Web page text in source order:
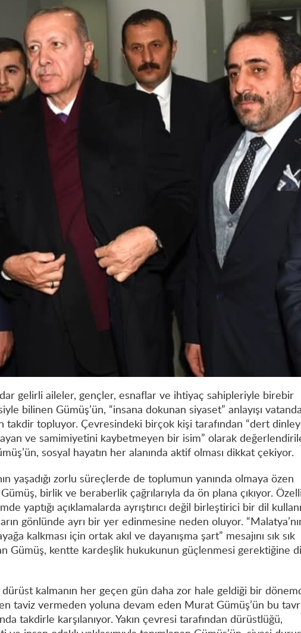
gelirli aileler, gençler, esnaflar ve ihtiyaç sahipleriyle birebir
bilinen Gümüş’ün, “insana dokunan siyaset” anlayışı
takdir topluyor. Çevresindeki birçok kişi tarafından “dert
ve samimiyetini kaybetmeyen bir isim” olarak
sosyal hayatın her alanında aktif olması dikkat çekiyor.
yaşadığı zorlu süreçlerde de toplumun yanında olmaya özen
birlik ve beraberlik çağrılarıyla da ön plana çıkıyor.
yaptığı açıklamalarda ayrıştırıcı değil birleştirici bir dil
gönlünde ayrı bir yer edinmesine neden oluyor.
kalkması için ortak akıl ve dayanışma şart” mesajını sık sık
Gümüş, kentte kardeşlik hukukunun güçlenmesi gerektiğine
kalmanın her geçen gün daha zor hale geldiği bir
taviz vermeden yoluna devam eden Murat Gümüş’ün bu
takdirle karşılanıyor. Yakın çevresi tarafından dürüstlüğü,